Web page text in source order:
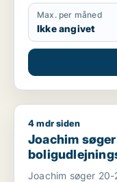
Max. per måned
Ikke angivet
Joachim søger
4 mdr siden
Joachim
Joachim søger